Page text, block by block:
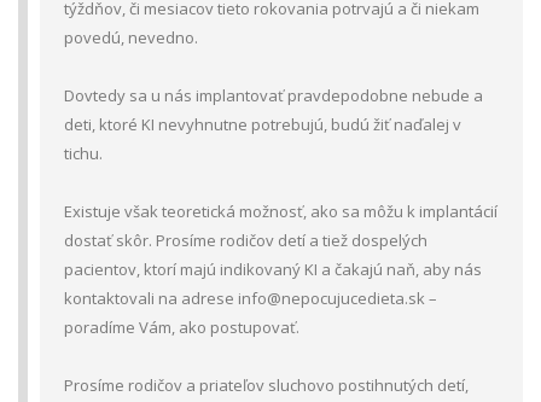
týždňov, či mesiacov tieto rokovania potrvajú a či niekam
povedú, nevedno.
Dovtedy sa u nás implantovať pravdepodobne nebude a
deti, ktoré KI nevyhnutne potrebujú, budú žiť naďalej v
tichu.
Existuje však teoretická možnosť, ako sa môžu k implantácií
dostať skôr. Prosíme rodičov detí a tiež dospelých
pacientov, ktorí majú indikovaný KI a čakajú naň, aby nás
kontaktovali na adrese info@nepocujucedieta.sk –
poradíme Vám, ako postupovať.
Prosíme rodičov a priateľov sluchovo postihnutých detí,